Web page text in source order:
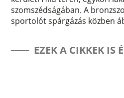
szomszédságában. A
sportolót spárgázás közben
EZEK A CIKKEK IS